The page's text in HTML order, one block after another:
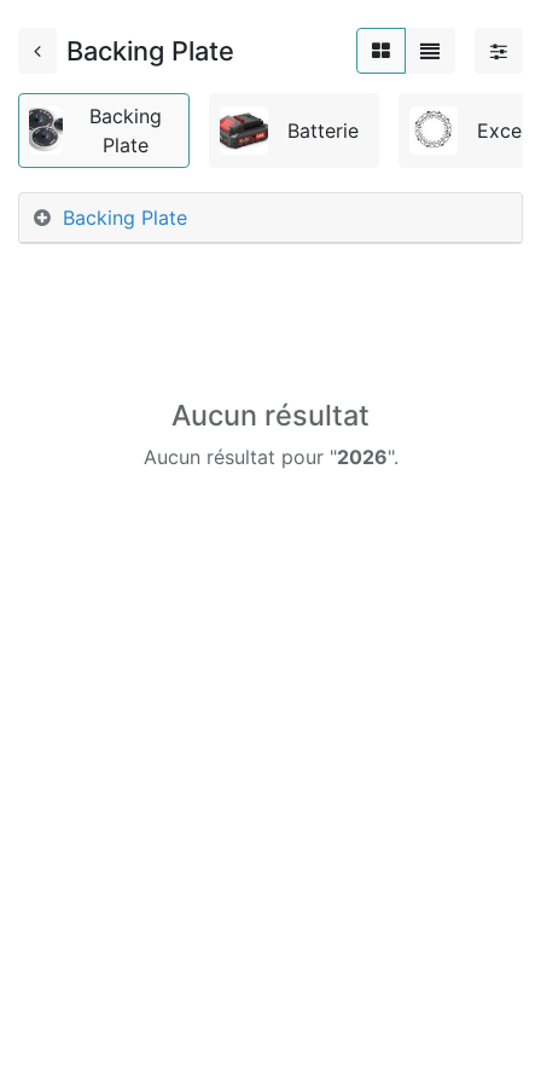
Backing Plate
Backing
Plate
Batterie
Backing Plate
Aucun résultat
Aucun résultat pour "2026".